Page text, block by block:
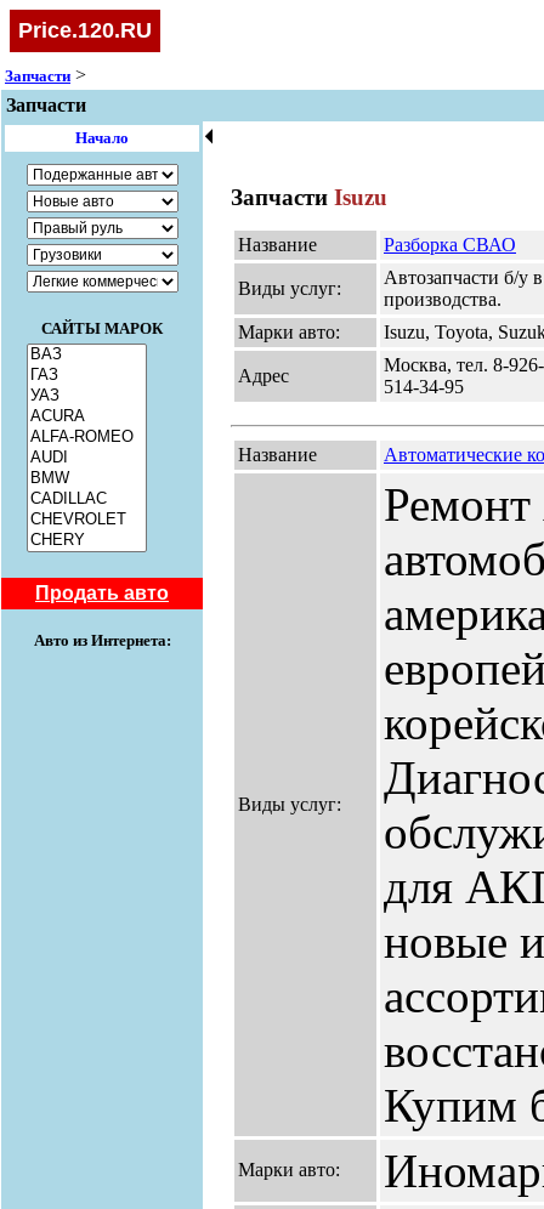
Price.120.RU
Запчасти >
Запчасти
Начало
САЙТЫ МАРОК
Продать авто
Авто из Интернета:
🞀
Запчасти Isuzu
Название Разборка СВАО
Виды услуг:
Автозапчасти б/у
производства.
Марки авто:
Isuzu, Toyota,
Адрес
Москва, тел. 8-
514-34-95
Название Автоматические
Виды услуг:
для
новые
Купим
Марки авто: